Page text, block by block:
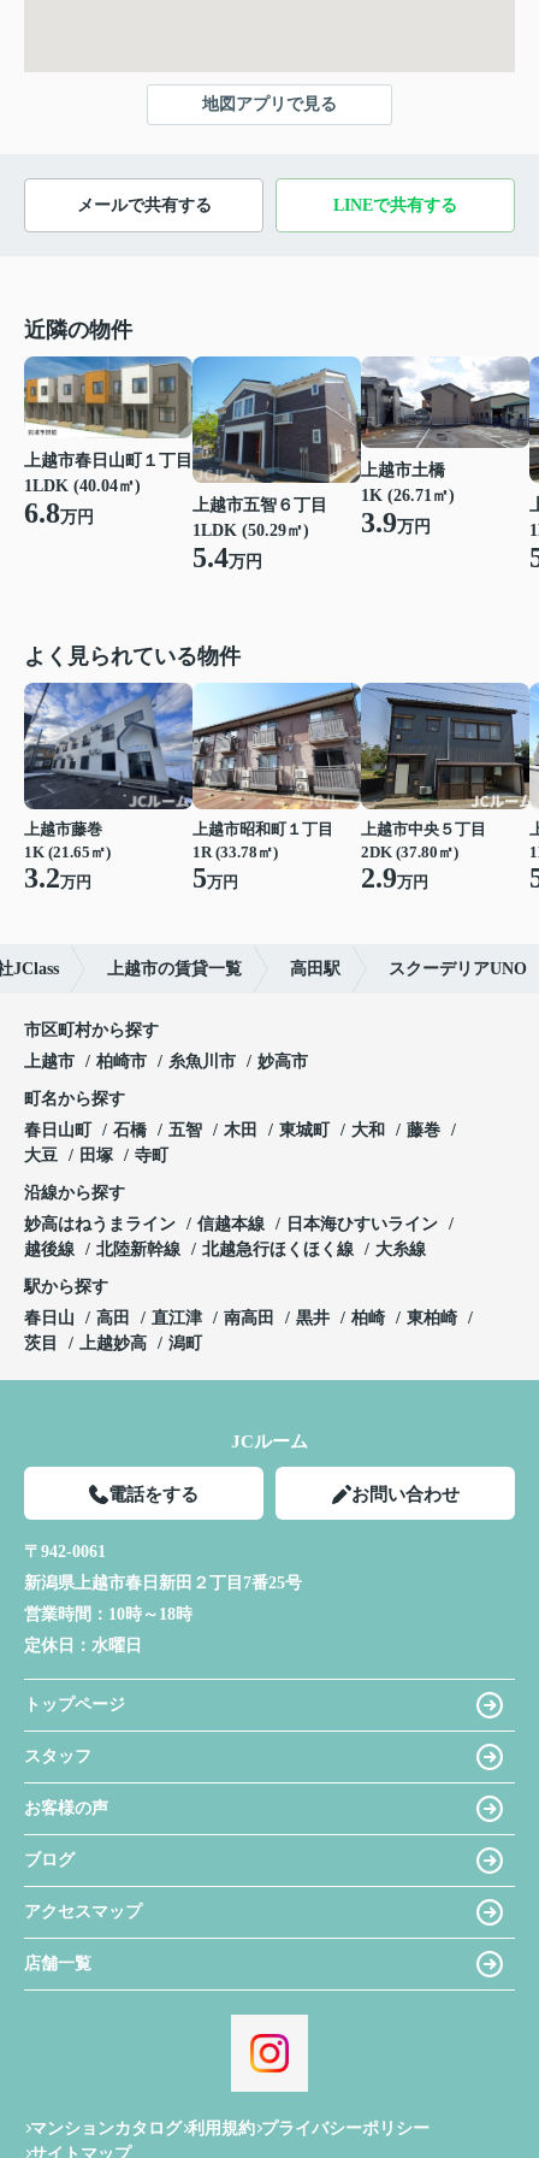
地図アプリで見る
メールで共有する LINEで共有する
近隣の物件
上越市春日山町１丁目
1LDK (40.04㎡)
6.8万円
上越市五智６丁目
1LDK (50.29㎡)
5.4万円
上越市土橋
1K (26.71㎡)
3.9万円
よく見られている物件
上越市藤巻
1K (21.65㎡)
3.2万円
上越市昭和町１丁目
1R (33.78㎡)
5万円
上越市中央５丁目
2DK (37.80㎡)
2.9万円
JClass 上越市の賃貸一覧 高田駅 スクーデリアUNO
市区町村から探す
上越市
柏崎市 糸魚川市 妙高市
町名から探す
春日山町
石橋 五智 木田 東城町 大和
藤巻
大豆
田塚 寺町
沿線から探す
妙高はねうまライン
信越本線
日本海ひすいライン
越後線
北陸新幹線 北越急行ほくほく線 大糸線
駅から探す
春日山
高田 直江津 南高田 黒井 柏崎
東柏崎
茨目
上越妙高 潟町
JCルーム
電話をする お問い合わせ
〒942-0061
新潟県上越市春日新田２丁目7番25号
営業時間： 10時～18時
定休日： 水曜日
トップページ
スタッフ
お客様の声
ブログ
アクセスマップ
店舗一覧
マンションカタログ 利用規約 プライバシーポリシー
サイトマップ